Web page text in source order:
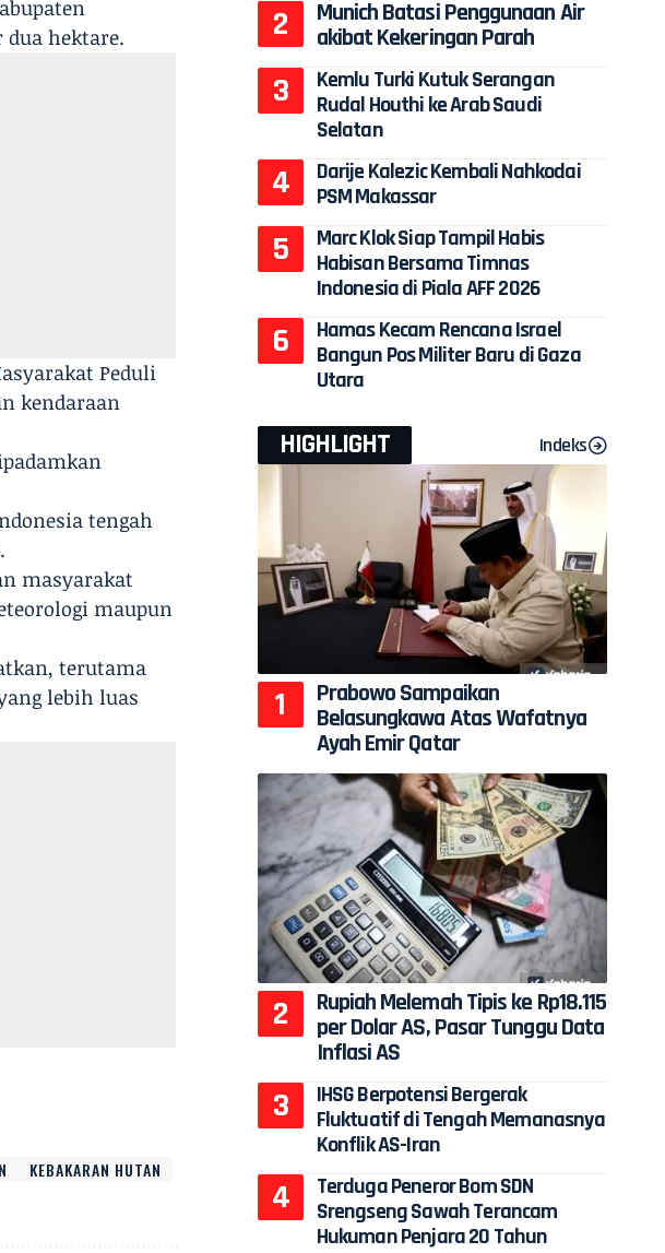
hektare.
Peduli
kendaraan
tengah
masyarakat
maupun
terutama
lebih luas
KEBAKARAN HUTAN
Munich Batasi Penggunaan Air
akibat Kekeringan Parah
Kemlu Turki Kutuk Serangan
Rudal Houthi ke Arab Saudi
Selatan
Darije Kalezic Kembali Nahkodai
PSM Makassar
Marc Klok Siap Tampil Habis
Habisan Bersama Timnas
Indonesia di Piala AFF 2026
Hamas Kecam Rencana Israel
Bangun Pos Militer Baru di Gaza
Utara
HIGHLIGHT Indeks
Prabowo Sampaikan
Belasungkawa Atas Wafatnya
Ayah Emir Qatar
Rupiah Melemah Tipis ke Rp18.115
per Dolar AS, Pasar Tunggu Data
Inflasi AS
IHSG Berpotensi Bergerak
Fluktuatif di Tengah Memanasnya
Konflik AS-Iran
Terduga Peneror Bom SDN
Srengseng Sawah Terancam
Hukuman Penjara 20 Tahun